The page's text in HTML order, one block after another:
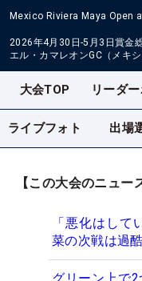
Mexico Riviera Maya Open
2026年4月30日-5月3日賞金
エル・カマレオンGC（メキシ
大会TOP リーダ
ライブフォト 出場
【この大会のニュー
「悪化はし
菜の次戦は過